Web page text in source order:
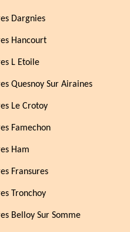
Dargnies
Hancourt
L Etoile
Quesnoy Sur Airaines
Le Crotoy
Famechon
Ham
Fransures
Tronchoy
Belloy Sur Somme